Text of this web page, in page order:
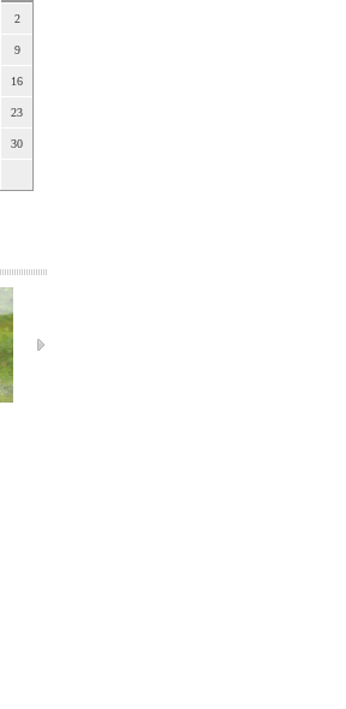
2
9
16
23
30